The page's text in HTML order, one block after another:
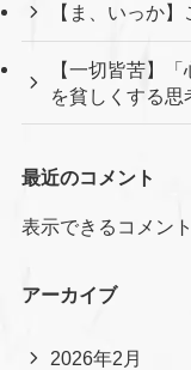
【ま、いっか
【一切皆苦】
を貧しくする思
最近のコメント
表示できるコメン
アーカイブ
2026年2月